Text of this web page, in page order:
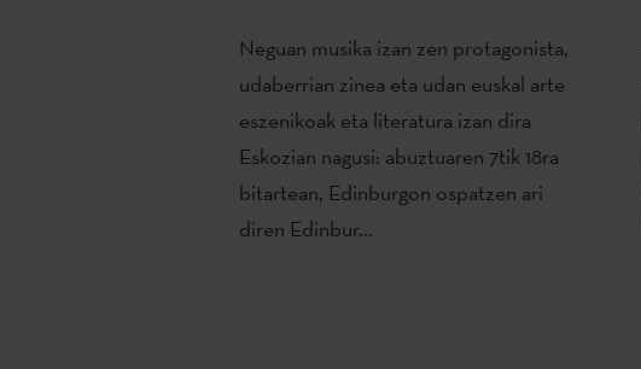
Neguan musika izan zen protagonista,
udaberrian zinea eta udan euskal arte
eszenikoak eta literatura izan dira
Eskozian nagusi: abuztuaren 7tik 18ra
bitartean, Edinburgon ospatzen ari
diren Edinbur...